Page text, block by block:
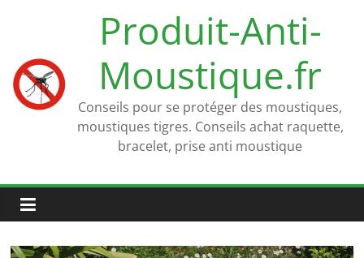
Produit-Anti-
Moustique.fr
Conseils pour se protéger des moustiques,
moustiques tigres. Conseils achat raquette,
bracelet, prise anti moustique